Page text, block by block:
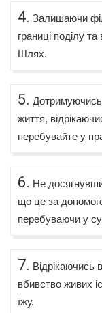
4. Залишаючи
границі поділу
Шлях.
5.
життя,
перебувайте у
6. Не
що це за
перебуваючи у
7. Відрікаючись
вбивство живих
їжу.